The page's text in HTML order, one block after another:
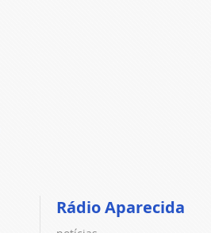
Rádio Aparecida